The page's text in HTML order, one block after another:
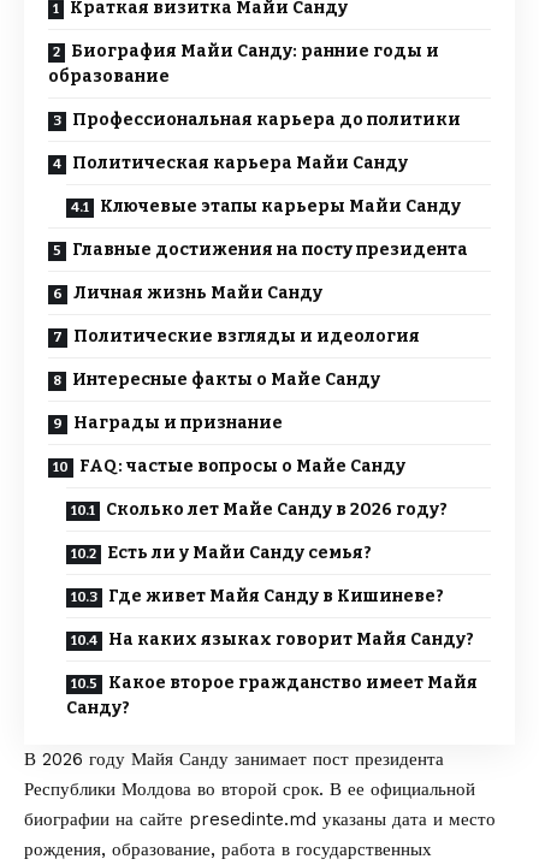
Краткая визитка Майи Санду
Биография Майи Санду: ранние годы и
образование
Профессиональная карьера до политики
Политическая карьера Майи Санду
Ключевые этапы карьеры Майи Санду
Главные достижения на посту президента
Личная жизнь Майи Санду
Политические взгляды и идеология
Интересные факты о Майе Санду
Награды и признание
FAQ: частые вопросы о Майе Санду
Сколько лет Майе Санду в 2026 году?
Есть ли у Майи Санду семья?
Где живет Майя Санду в Кишиневе?
На каких языках говорит Майя Санду?
Какое второе гражданство имеет Майя
Санду?
В 2026 году Майя Санду занимает пост президента
Республики Молдова во второй срок. В ее официальной
биографии на сайте presedinte.md указаны дата и место
рождения, образование, работа в государственных